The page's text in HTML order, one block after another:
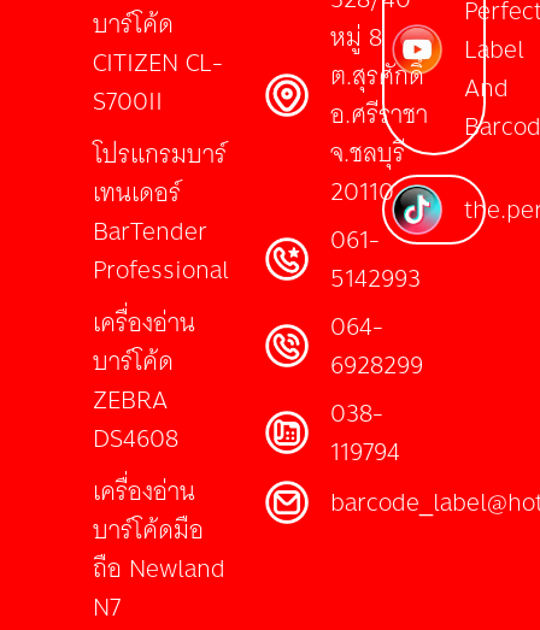
บาร์โค้ด
CITIZEN CL-
S700II
โปรแกรมบาร์
เทนเดอร์
BarTender
Professional
เครื่องอ่าน
บาร์โค้ด
ZEBRA
DS4608
เครื่องอ่าน
บาร์โค้ดมือ
ถือ Newland
N7
หมู่ 8
ต.สุรศักดิ์
อ.ศรีราชา
จ.ชลบุรี
20110
061-
5142993
064-
6928299
038-
119794
Label
And